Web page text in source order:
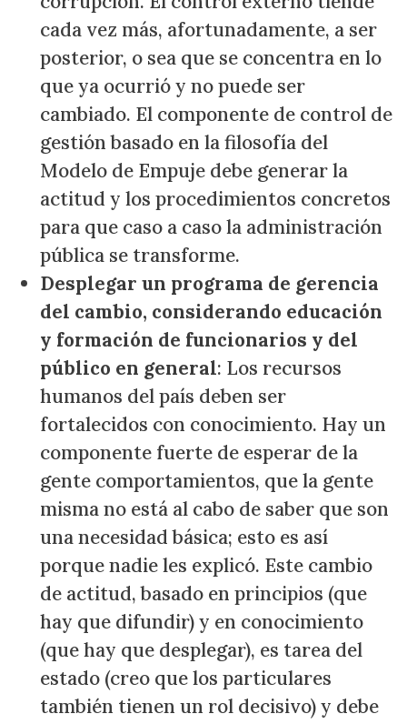
cada vez más, afortunadamente, a ser
posterior, o sea que se concentra en lo
que ya ocurrió y no puede ser
cambiado. El componente de control de
gestión basado en la filosofía del
Modelo de Empuje debe generar la
actitud y los procedimientos concretos
para que caso a caso la administración
pública se transforme.
Desplegar un programa de gerencia
del cambio, considerando educación
y formación de funcionarios y del
público en general: Los recursos
humanos del país deben ser
fortalecidos con conocimiento. Hay un
componente fuerte de esperar de la
gente comportamientos, que la gente
misma no está al cabo de saber que son
una necesidad básica; esto es así
porque nadie les explicó. Este cambio
de actitud, basado en principios (que
hay que difundir) y en conocimiento
(que hay que desplegar), es tarea del
estado (creo que los particulares
también tienen un rol decisivo) y debe